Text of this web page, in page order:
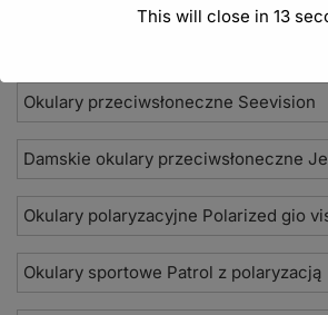
Okulary przeciwsłoneczne Seevision
Damskie okulary przeciwsłoneczne
Okulary polaryzacyjne Polarized gio
Okulary sportowe Patrol z polaryzacją
This will close in 12